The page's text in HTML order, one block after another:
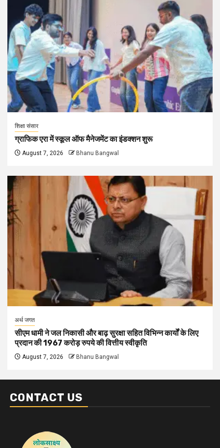
शिक्षा संसार
ग्राफिक एरा में स्कूल ऑफ मैनेजमेंट का इंडक्शन शुरू
August 7, 2026 Bhanu Bangwal
अर्थ जगत
सीएम धामी ने जल निकासी और बाढ़ सुरक्षा सहित विभिन्न कार्यों के लिए
प्रदान की 1967 करोड़ रुपये की वित्तीय स्वीकृति
August 7, 2026 Bhanu Bangwal
CONTACT US